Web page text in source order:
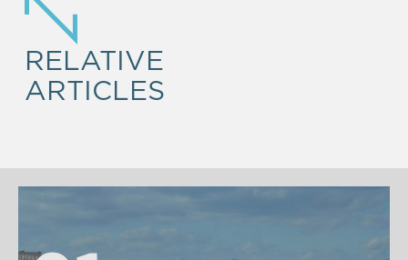
RELATIVE
ARTICLES